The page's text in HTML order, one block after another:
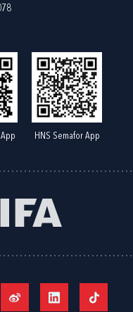
HNS Semafor App